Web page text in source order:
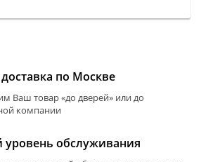
по Москве
Ваш товар «до дверей» или до
компании
уровень обслуживания